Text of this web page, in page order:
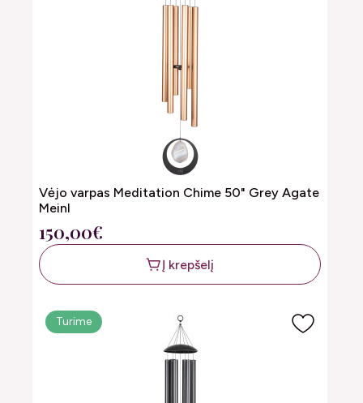
Vėjo varpas Meditation Chime 50" Grey Agate
Meinl
150,00€
Į krepšelį
Turime